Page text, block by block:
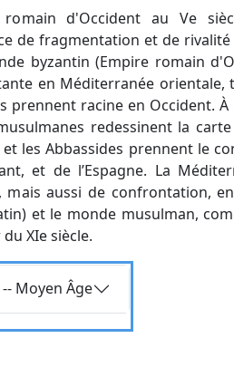
d'Occident au Ve
de fragmentation et de
byzantin (Empire romain
en Méditerranée orientale,
prennent racine en Occident.
redessinent la
les Abbassides prennent le
et de l’Espagne. La
mais aussi de confrontation,
et le monde musulman,
XIe siècle.
Moyen Âge